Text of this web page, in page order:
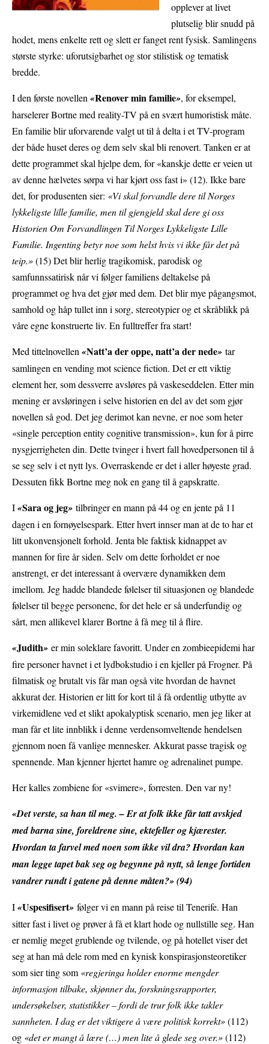
opplever at livet
plutselig blir snudd på
hodet, mens enkelte rett og slett er fanget rent fysisk. Samlingens
største styrke: uforutsigbarhet og stor stilistisk og tematisk
bredde.
I den første novellen«Renover min familie», for eksempel,
harselerer Bortne med reality-TV på en svært humoristisk måte.
En familie blir uforvarende valgt ut til å delta i et TV-program
der både huset deres og dem selv skal bli renovert. Tanken er at
dette programmet skal hjelpe dem, for «kanskje dette er veien ut
av denne hælvetes sørpa vi har kjørt oss fast i» (12). Ikke bare
det, for produsenten sier: «Vi skal forvandle dere til Norges
lykkeligste lille familie, men til gjengjeld skal dere gi oss
Historien Om Forvandlingen Til Norges Lykkeligste Lille
Familie. Ingenting betyr noe som helst hvis vi ikke får det på
teip.»(15) Det blir herlig tragikomisk, parodisk og
samfunnssatirisk når vi følger familiens deltakelse på
programmet og hva det gjør med dem. Det blir mye pågangsmot,
samhold og håp tullet inn i sorg, stereotypier og et skråblikk på
våre egne konstruerte liv. En fulltreffer fra start!
Med tittelnovellen«Natt’a der oppe, natt’a der nede» tar
samlingen en vending mot science fiction. Det er ett viktig
element her, som dessverre avsløres på vaskeseddelen. Etter min
mening er avsløringen i selve historien en del av det som gjør
novellen så god. Det jeg derimot kan nevne, er noe som heter
«single perception entity cognitive transmission», kun for å pirre
nysgjerrigheten din. Dette tvinger i hvert fall hovedpersonen til å
se seg selv i et nytt lys. Overraskende er det i aller høyeste grad.
Dessuten fikk Bortne meg nok en gang til å gapskratte.
I«Sara og jeg» tilbringer en mann på 44 og en jente på 11
dagen i en fornøyelsespark. Etter hvert innser man at de to har et
litt ukonvensjonelt forhold. Jenta ble faktisk kidnappet av
mannen for fire år siden. Selv om dette forholdet er noe
anstrengt, er det interessant å overvære dynamikken dem
imellom. Jeg hadde blandede følelser til situasjonen og blandede
følelser til begge personene, for det hele er så underfundig og
sårt, men allikevel klarer Bortne å få meg til å flire.
«Judith» er min soleklare favoritt. Under en zombieepidemi har
fire personer havnet i et lydbokstudio i en kjeller på Frogner. På
filmatisk og brutalt vis får man også vite hvordan de havnet
akkurat der. Historien er litt for kort til å få ordentlig utbytte av
virkemidlene ved et slikt apokalyptisk scenario, men jeg liker at
man får et lite innblikk i denne verdensomveltende hendelsen
gjennom noen få vanlige mennesker. Akkurat passe tragisk og
spennende. Man kjenner hjertet hamre og adrenalinet pumpe.
Her kalles zombiene for «svimere», forresten. Den var ny!
«Det verste, sa han til meg. – Er at folk ikke får tatt avskjed
med barna sine, foreldrene sine, ektefeller og kjærester.
Hvordan ta farvel med noen som ikke vil dra? Hvordan kan
man legge tapet bak seg og begynne på nytt, så lenge fortiden
vandrer rundt i gatene på denne måten?» (94)
I«Uspesifisert» følger vi en mann på reise til Tenerife. Han
sitter fast i livet og prøver å få et klart hode og nullstille seg. Han
er nemlig meget grublende og tvilende, og på hotellet viser det
seg at han må dele rom med en kynisk konspirasjonsteoretiker
som sier ting som«regjeringa holder enorme mengder
informasjon tilbake, skjønner du, forskningsrapporter,
undersøkelser, statistikker – fordi de trur folk ikke takler
sannheten. I dag er det viktigere å være politisk korrekt»(112)
og «det er mangt å lære (…) men lite å glede seg over.»(112)